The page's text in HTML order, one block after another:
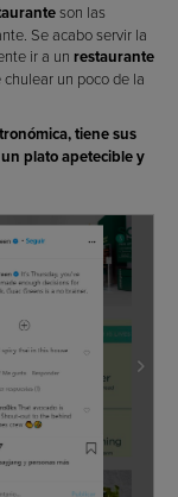
son las
Se acabo servir la
ir a un restaurante
un poco de la
tiene sus
plato apetecible y